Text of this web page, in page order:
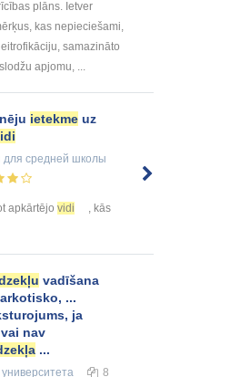
plāns. Ietver
kas nepieciešami,
samazināto
apjomu, ...
ietekme uz
для средней школы
apkārtējo vidi
, kās
vadīšana
...
ja
nav
...
8